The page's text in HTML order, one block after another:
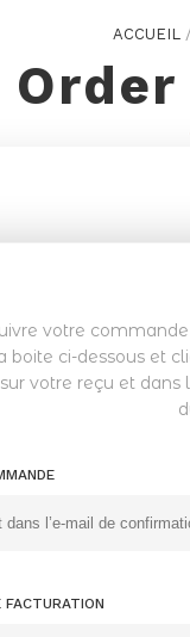
ACCUEIL /
votre
boite ci-dessous et
votre reçu et dans